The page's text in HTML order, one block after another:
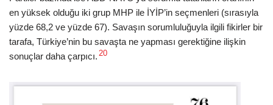
en yüksek olduğu iki grup MHP ile İYİP’in seçmenleri (sırasıyla
yüzde 68,2 ve yüzde 67). Savaşın sorumluluğuyla ilgili fikirler bir
tarafa, Türkiye’nin bu savaşta ne yapması gerektiğine ilişkin
sonuçlar daha çarpıcı. 20